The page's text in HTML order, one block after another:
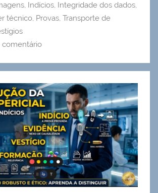
, Indícios, Integridade dos dados,
técnico, Provas, Transporte de
comentário